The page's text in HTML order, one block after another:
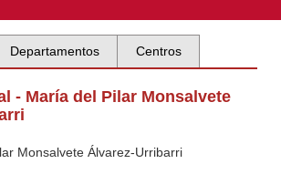
Departamentos Centros
- María del Pilar Monsalvete
Monsalvete Álvarez-Urribarri